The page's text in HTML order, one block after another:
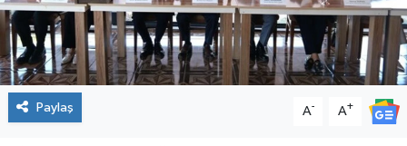
Paylaş A- A+